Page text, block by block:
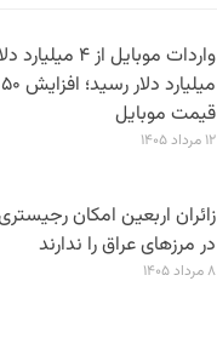
قیمت موبایل
۱۲ مرداد ۱۴۰۵
زائران اربعین امکان
در مرزهای عراق را ندارند
۸ مرداد ۱۴۰۵